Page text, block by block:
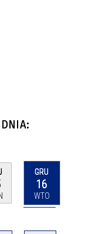
GRU
16
WTO